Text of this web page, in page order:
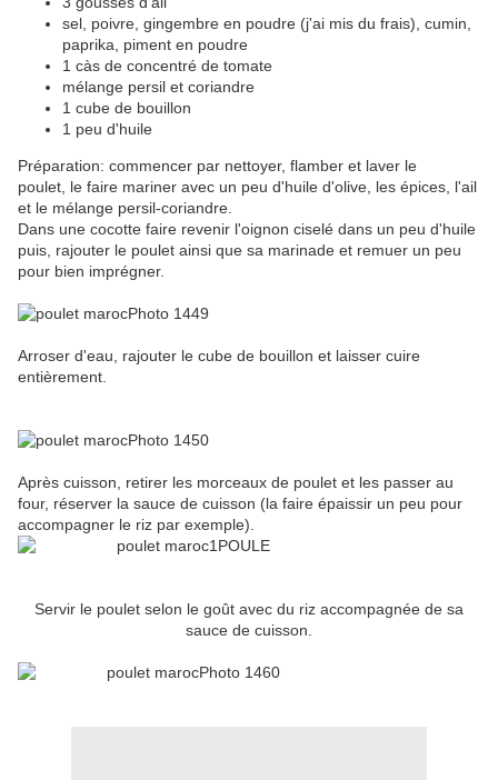
sel, poivre, gingembre en poudre (j'ai mis du frais), cumin,
paprika, piment en poudre
1 càs de concentré de tomate
mélange persil et coriandre
1 cube de bouillon
1 peu d'huile
Préparation: commencer par nettoyer, flamber et laver le
poulet, le faire mariner avec un peu d'huile d'olive, les épices, l'ail
et le mélange persil-coriandre.
Dans une cocotte faire revenir l'oignon ciselé dans un peu d'huile
puis, rajouter le poulet ainsi que sa marinade et remuer un peu
pour bien imprégner.
Arroser d'eau, rajouter le cube de bouillon et laisser cuire
entièrement.
Après cuisson, retirer les morceaux de poulet et les passer au
four, réserver la sauce de cuisson (la faire épaissir un peu pour
accompagner le riz par exemple).
Servir le poulet selon le goût avec du riz accompagnée de sa
sauce de cuisson.